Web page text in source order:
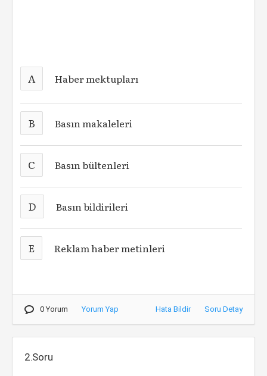
A Haber mektupları
B Basın makaleleri
C Basın bültenleri
D Basın bildirileri
E Reklam haber metinleri
0 Yorum Yorum Yap Hata Bildir Soru Detay
2.Soru